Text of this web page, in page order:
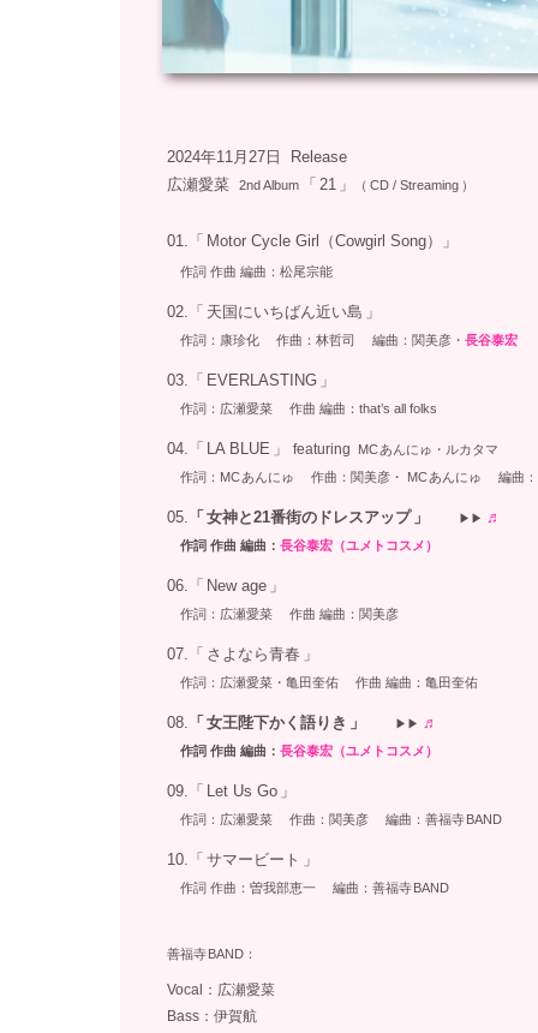
2024年11月27日 Release
広瀬愛菜 2nd Album 「 21 」 （ CD / Streaming ）
01.「 Motor Cycle Girl（Cowgirl Song）」
作詞 作曲 編曲：松尾宗能
02.「 天国にいちばん近い島 」
作詞：康珍化 作曲：林哲司 編曲：関美彦・ 長谷泰宏
03.「 EVERLASTING 」
作詞：広瀬愛菜 作曲 編曲：that’s all folks
04.「 LA BLUE 」 featuring MCあんにゅ・ルカタマ
作詞： MCあんにゅ 作曲：関美彦・ MCあんにゅ 編曲
05. 「 女神と21番街のドレスアップ 」 ▶︎▶ ♬
作詞 作曲 編曲： 長谷泰宏（ユメトコスメ）
06.「 New age 」
作詞：広瀬愛菜 作曲 編曲：関美彦
07.「 さよなら青春 」
作詞：広瀬愛菜・亀田奎佑 作曲 編曲：亀田奎佑
08. 「 女王陛下かく語りき 」 ▶︎▶ ♬
作詞 作曲 編曲： 長谷泰宏（ユメトコスメ）
09.「 Let Us Go 」
作詞：広瀬愛菜 作曲：関美彦 編曲：善福寺BAND
10.「 サマービート 」
作詞 作曲：曽我部恵一 編曲：善福寺BAND
善福寺BAND：
Vocal：広瀬愛菜
Bass：伊賀航